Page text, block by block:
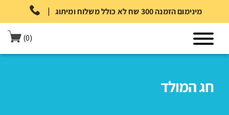
| מינימום הזמנה 300 שח לא כולל משלוח ומיתוג
(0)
חג המולד